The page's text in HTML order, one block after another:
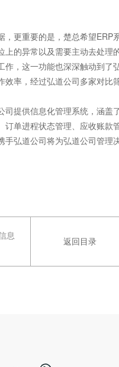
更重要的是，楚总希望ERP
的异常以及需要主动去处
，这一功能也深深触动到
率，经过弘道公司多家对比
提供信息化管理系统，涵盖
单进程状态管理、应收账款
手弘道公司将为弘道公司管
息
返回目录